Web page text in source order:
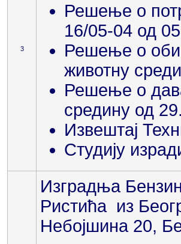
3
Решење о
16/05-04 од
Решење о
животну
Решење о
средину од
Извештај
Студију
Изградња
Ристића из
Небојшина 20,